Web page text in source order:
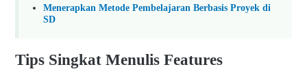
Menerapkan Metode Pembelajaran Berbasis Proyek di
SD
Tips Singkat Menulis Features